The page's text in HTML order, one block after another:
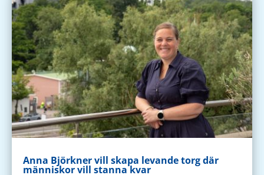
Anna Björkner vill skapa levande torg där
människor vill stanna kvar